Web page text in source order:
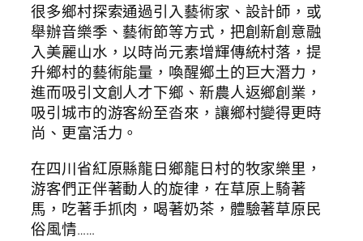
很多鄉村探索通過引入藝術家、設計師，或
舉辦音樂季、藝術節等方式，把創新創意融
入美麗山水，以時尚元素增輝傳統村落，提
升鄉村的藝術能量，喚醒鄉土的巨大潛力，
進而吸引文創人才下鄉、新農人返鄉創業，
吸引城市的游客紛至沓來，讓鄉村變得更時
尚、更富活力。
在四川省紅原縣龍日鄉龍日村的牧家樂里，
游客們正伴著動人的旋律，在草原上騎著
馬，吃著手抓肉，喝著奶茶，體驗著草原民
俗風情……